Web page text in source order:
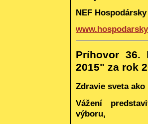
NEF
Príhovor 36.
2015" za rok
Zdravie sveta
Vážení
výboru,